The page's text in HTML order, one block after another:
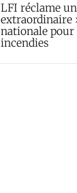
LFI réclame
extraordinaire
nationale
incendies